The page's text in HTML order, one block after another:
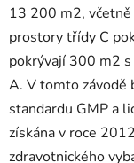
13 200 m2,
prostory třídy C
pokrývají 300 m2
A. V tomto závodě
standardu GMP a
získána v roce
zdravotnického